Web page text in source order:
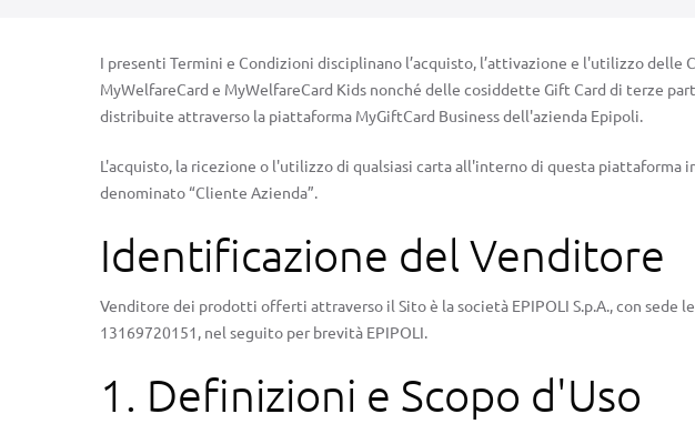
I presenti Termini e Condizioni disciplinano l’acquisto, l’attivazione e l'utilizzo delle
MyWelfareCard e MyWelfareCard Kids nonché delle cosiddette Gift Card di terze
distribuite attraverso la piattaforma MyGiftCard Business dell'azienda Epipoli.
L'acquisto, la ricezione o l'utilizzo di qualsiasi carta all'interno di questa
denominato “Cliente Azienda”.
Identificazione del Venditore
Venditore dei prodotti offerti attraverso il Sito è la società EPIPOLI S.p.A., con sede
13169720151, nel seguito per brevità EPIPOLI.
1. Definizioni e Scopo d'Uso